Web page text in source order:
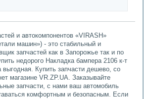
и автокомпонентов «VIRASH»
машин») - это стабильный и
запчастей как в Запорожье так и по
недорого Накладка бампера 2106 к-т
выгодная. Купить запчасти дешево, со
магазине VR.ZP.UA. Заказывайте
запчасти, с нами ваш автомобиль
комфортным и безопасным. Если